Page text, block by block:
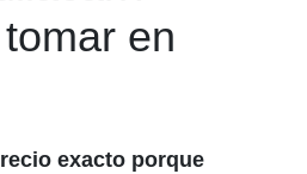
en
exacto porque